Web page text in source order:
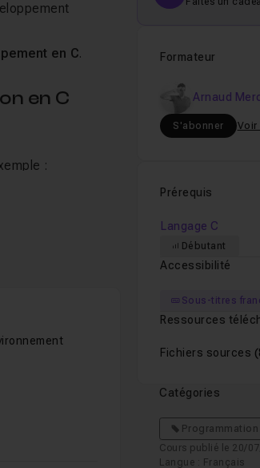
en C.
en C
:
Formateur
Arnaud
S'abonner Voir
Prérequis
Langage C
Débutant
Accessibilité
Sous-titres
Ressources
Fichiers sources
Catégories
Programmation
Cours publié le 20/
Langue : Français